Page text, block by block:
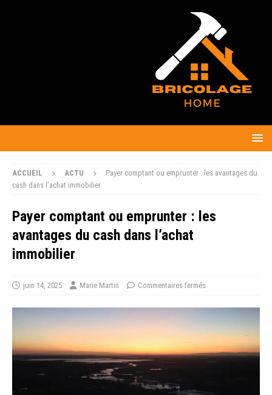
ACCUEIL ACTU
Payer comptant ou emprunter : les avantages du
cash dans l’achat immobilier
Payer comptant ou emprunter : les
avantages du cash dans l’achat
immobilier
juin 14, 2025 Marie Martin Commentaires fermés